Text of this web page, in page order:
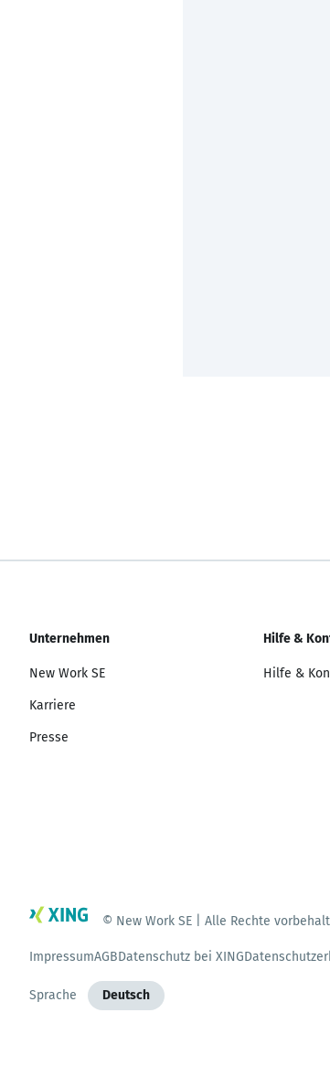
Unternehmen
New Work SE
Karriere
Presse
Hilfe &
Hilfe &
© New Work SE | Alle Rechte
ImpressumAGBDatenschutz bei XING
Sprache Deutsch